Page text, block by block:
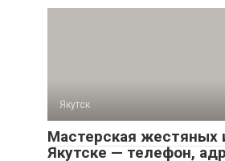
Якутск
Мастерская жестяных
Якутске — телефон,